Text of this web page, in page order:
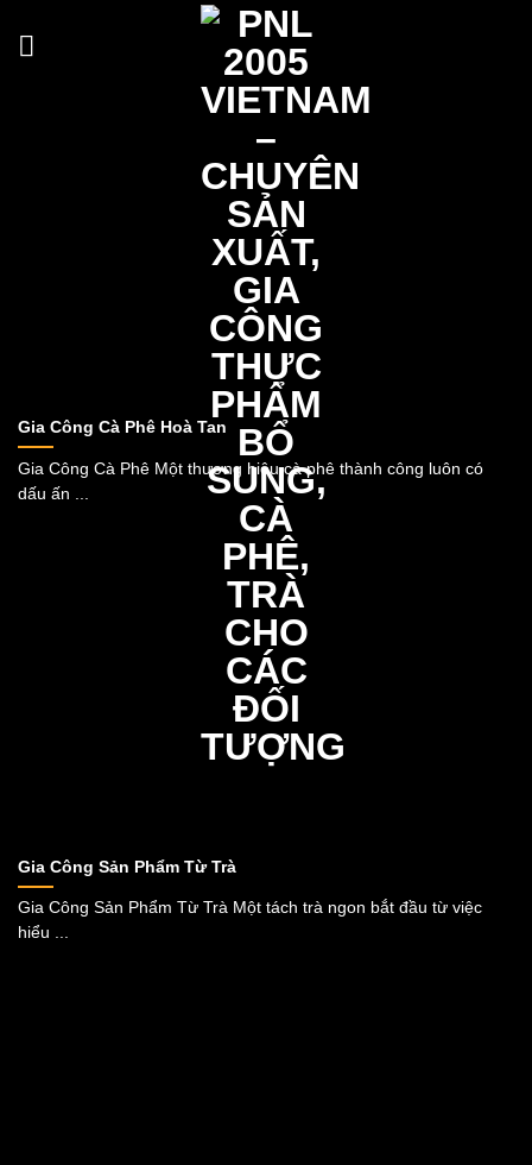
Gia Công Cà Phê Hoà Tan
Gia Công Cà Phê Một thương hiệu cà phê thành công luôn có
dấu ấn ...
Gia Công Sản Phẩm Từ Trà
Gia Công Sản Phẩm Từ Trà Một tách trà ngon bắt đầu từ việc
hiểu ...